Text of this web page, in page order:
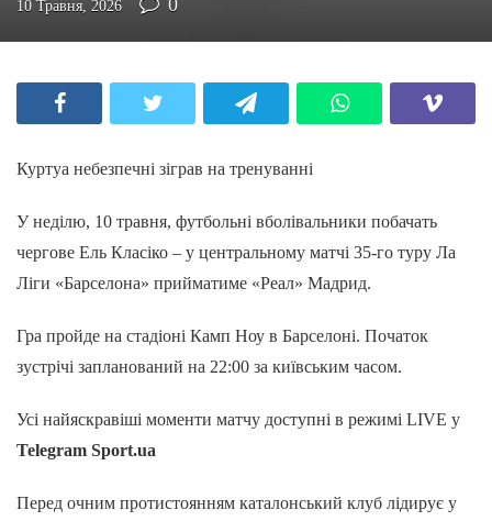
10 Травня, 2026 0
Куртуа небезпечні зіграв на тренуванні
У неділю, 10 травня, футбольні вболівальники побачать
чергове Ель Класіко – у центральному матчі 35-го туру Ла
Ліги «Барселона» прийматиме «Реал» Мадрид.
Гра пройде на стадіоні Камп Ноу в Барселоні. Початок
зустрічі запланований на 22:00 за київським часом.
Усі найяскравіші моменти матчу доступні в режимі LIVE у
Telegram Sport.ua
Перед очним протистоянням каталонський клуб лідирує у